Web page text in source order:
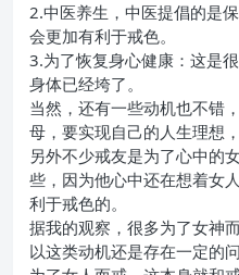
2.中医养生，中医提倡的是
会更加有利于戒色。
3.为了恢复身心健康：这是
身体已经垮了。
当然，还有一些动机也不错
母，要实现自己的人生理想
另外不少戒友是为了心中的
些，因为他心中还在想着女
利于戒色的。
据我的观察，很多为了女神
以这类动机还是存在一定的问